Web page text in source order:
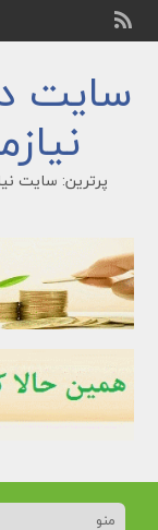
سایت
پرترین: سایت